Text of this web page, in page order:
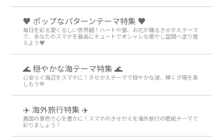
♥️ ポップなパターンテーマ特集 ♥️
毎日を彩る愛くるしい世界観！ハートや猫、お花が踊るきせかえテーマ
で、あなたのスマホを最高にキュートでオシャレな癒やし空間へ塗り替
えよう♥️
🌊 穏やかな海テーマ特集 🌊
心安らぐ海辺をスマホに！きせかえテーマで穏やかな波、輝く夕陽を楽
しもう💙
✈️ 海外旅行特集 ✈️
異国の景色で心を豊かに！スマホのきせかえを海外旅行の壁紙テーマで
彩りましょう！